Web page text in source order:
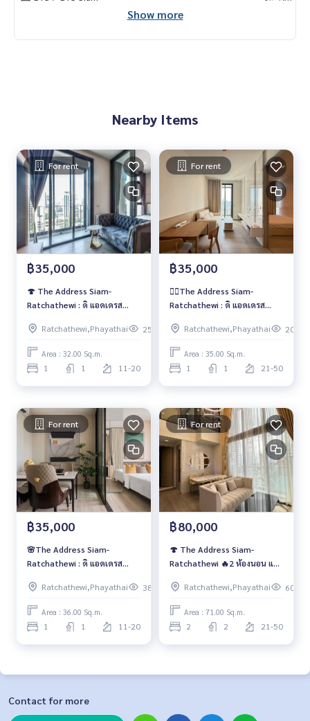
Call
Show more
Nearby Items
For rent
฿35,000
🍄 The Address Siam-
Ratchathewi : ดิ แอดเดรส
Ratchathewi,Phayathai
252
Area : 32.00 Sq.m.
1 1 11-20
For rent
฿35,000
❤️‍🔥The Address Siam-
Ratchathewi : ดิ แอดเดรส
Ratchathewi,Phayathai
203
Area : 35.00 Sq.m.
1 1 21-50
For rent
฿35,000
🌸The Address Siam-
Ratchathewi : ดิ แอดเดรส
Ratchathewi,Phayathai
385
Area : 36.00 Sq.m.
1 1 11-20
For rent
฿80,000
🍄 The Address Siam-
Ratchathewi 🔥2 ห้องนอน แต่ง
Ratchathewi,Phayathai
601
Area : 71.00 Sq.m.
2 2 21-50
Contact for more